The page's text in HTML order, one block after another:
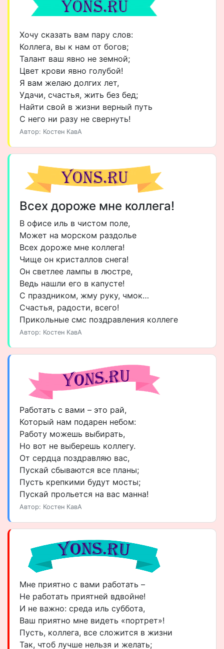
Хочу сказать вам пару слов:
Коллега, вы к нам от богов;
Талант ваш явно не земной;
Цвет крови явно голубой!
Я вам желаю долгих лет,
Удачи, счастья, жить без бед;
Найти свой в жизни верный путь
С него ни разу не свернуть!
Автор: Костен КавА
Всех дороже мне коллега!
В офисе иль в чистом поле,
Может на морском раздолье
Всех дороже мне коллега!
Чище он кристаллов снега!
Он светлее лампы в люстре,
Ведь нашли его в капусте!
С праздником, жму руку, чмок…
Счастья, радости, всего!
Прикольные смс поздравления коллеге
Автор: Костен КавА
Работать с вами – это рай,
Который нам подарен небом:
Работу можешь выбирать,
Но вот не выберешь коллегу.
От сердца поздравляю вас,
Пускай сбываются все планы;
Пусть крепкими будут мосты;
Пускай прольется на вас манна!
Автор: Костен КавА
Мне приятно с вами работать –
Не работать приятней вдвойне!
И не важно: среда иль суббота,
Ваш приятно мне видеть «портрет»!
Пусть, коллега, все сложится в жизни
Так, чтоб лучше нельзя и желать;